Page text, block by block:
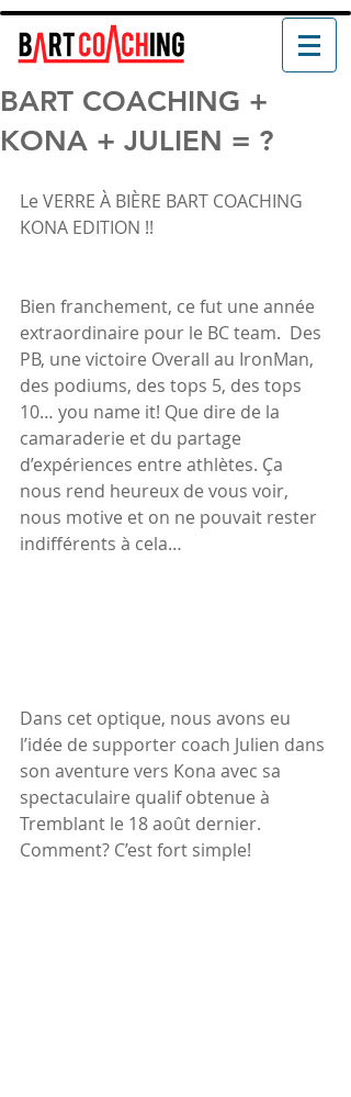
BART COACHING +
KONA + JULIEN = ?
Le VERRE À BIÈRE BART COACHING
KONA EDITION !!
Bien franchement, ce fut une année
extraordinaire pour le BC team.  Des
PB, une victoire Overall au IronMan,
des podiums, des tops 5, des tops
10… you name it! Que dire de la
camaraderie et du partage
d’expériences entre athlètes. Ça
nous rend heureux de vous voir,
nous motive et on ne pouvait rester
indifférents à cela…
Dans cet optique, nous avons eu
l’idée de supporter coach Julien dans
son aventure vers Kona avec sa
spectaculaire qualif obtenue à
Tremblant le 18 août dernier.
Comment? C’est fort simple!